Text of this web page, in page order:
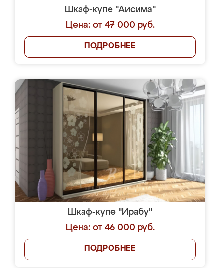
Шкаф-купе "Аисима"
Цена: от 47 000 руб.
ПОДРОБНЕЕ
Шкаф-купе "Ирабу"
Цена: от 46 000 руб.
ПОДРОБНЕЕ